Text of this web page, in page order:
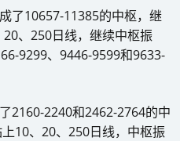
了10657-11385的中枢，继
、250日线，继续中枢振
9299、9446-9599和9633-
2160-2240和2462-2764的中
10、20、250日线，中枢振